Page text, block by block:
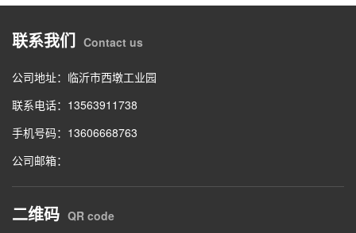
联系我们 Contact us
公司地址：临沂市西墩工业园
联系电话：13563911738
手机号码：13606668763
公司邮箱：
二维码 QR code